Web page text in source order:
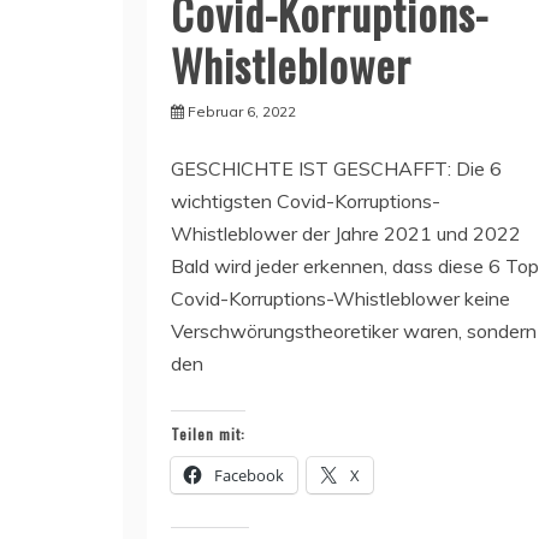
Whistleblower
Februar 6, 2022
GESCHICHTE IST GESCHAFFT: Die 6
wichtigsten Covid-Korruptions-
Whistleblower der Jahre 2021 und 2022
Bald wird jeder erkennen, dass diese 6
Covid-Korruptions-Whistleblower keine
Verschwörungstheoretiker waren, sondern
den
Teilen mit:
Facebook X